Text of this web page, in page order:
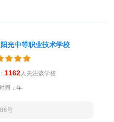
光中等职业技术学校
1162人关注该学校
间：年
号